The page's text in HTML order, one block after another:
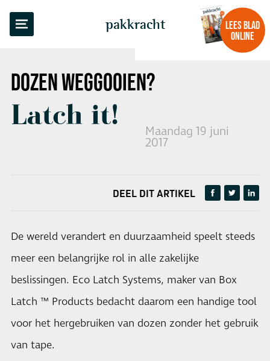
pakkracht
LEES BLAD
ONLINE
DOZEN WEGGOOIEN?
Latch it!
Maandag 19 juni
2017
TERUG NAAR OVERZICHT
DEEL DIT ARTIKEL
De wereld verandert en duurzaamheid speelt steeds
meer een belangrijke rol in alle zakelijke
beslissingen. Eco Latch Systems, maker van Box
Latch ™ Products bedacht daarom een handige tool
voor het hergebruiken van dozen zonder het gebruik
van tape.